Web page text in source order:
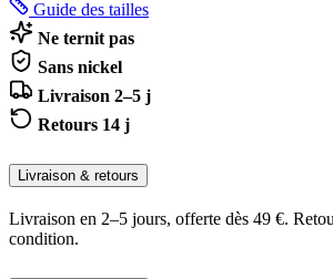
Guide des tailles
Ne ternit pas
Sans nickel
Livraison 2–5 j
Retours 14 j
Livraison & retours
Livraison en 2–5 jours, offerte dès 49 €.
condition.